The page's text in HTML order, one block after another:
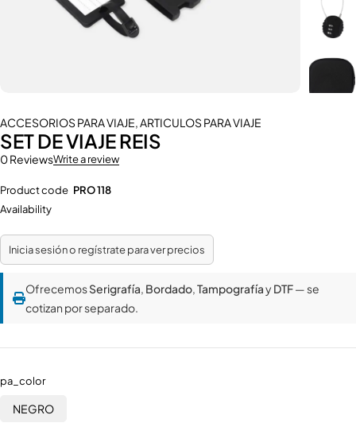
ACCESORIOS PARA VIAJE,ARTICULOS PARA VIAJE
SET DE VIAJE REIS
0 ReviewsWrite a review
Product code PRO 118
Availability
Inicia sesión o regístrate para ver precios
OfrecemosSerigrafía, Bordado,TampografíayDTF— se
cotizan por separado.
pa_color
NEGRO